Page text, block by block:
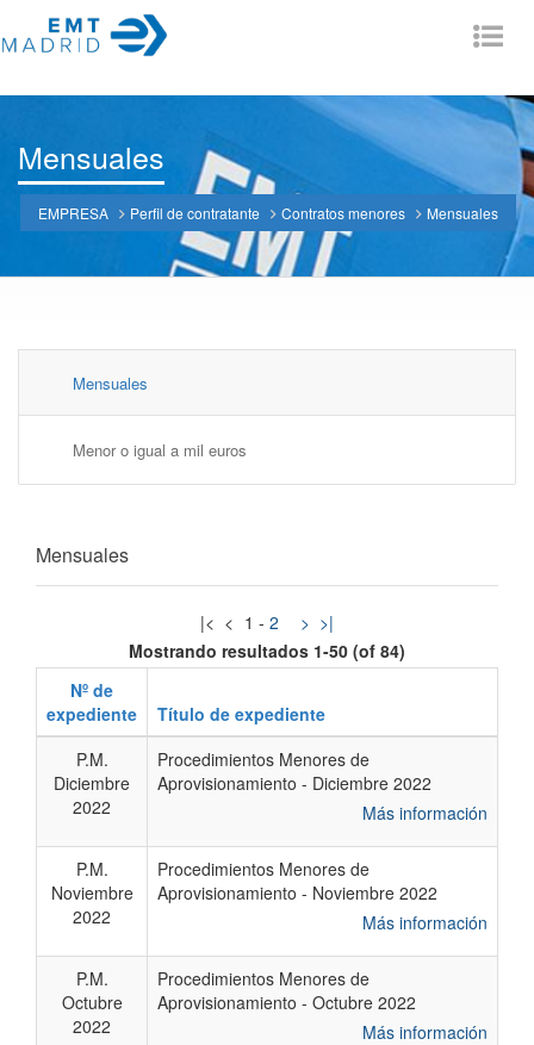
Mensuales
EMPRESA Perfil de contratante Contratos menores Mensuales
Mensuales
Menor o igual a mil euros
​Mensuales
|< < 1 - 2 > >|
Mostrando resultados 1-50 (of 84)
Nº de
expediente
Título de expediente
P.M.
Diciembre
2022
Procedimientos Menores de
Aprovisionamiento - Diciembre 2022
Más información
P.M.
Noviembre
2022
Procedimientos Menores de
Aprovisionamiento - Noviembre 2022
Más información
P.M.
Octubre
2022
Procedimientos Menores de
Aprovisionamiento - Octubre 2022
Más información